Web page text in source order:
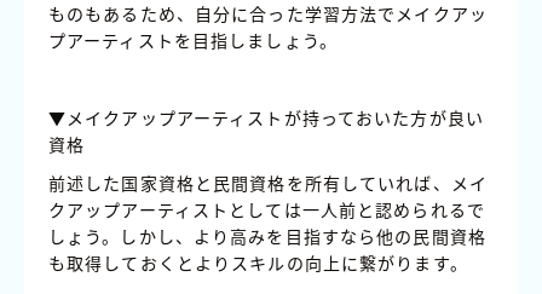
ものもあるため、自分に合った学習方法でメイクアッ
プアーティストを目指しましょう。
▼メイクアップアーティストが持っておいた方が良い
資格
前述した国家資格と民間資格を所有していれば、メイ
クアップアーティストとしては一人前と認められるで
しょう。しかし、より高みを目指すなら他の民間資格
も取得しておくとよりスキルの向上に繋がります。